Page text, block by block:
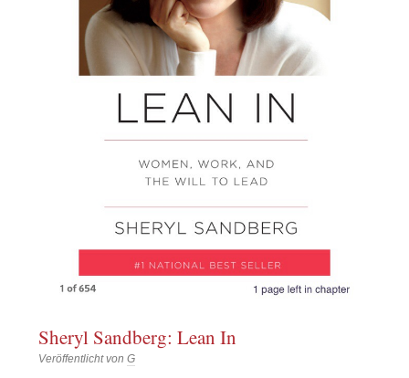
Sheryl Sandberg: Lean In
Veröffentlicht vonG